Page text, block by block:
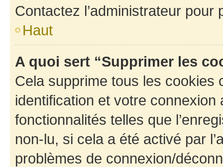
Contactez l’administrateur
Haut
A quoi sert “Supprimer les
Cela supprime tous les cookies
identification et votre
fonctionnalités telles que
non-lu, si cela a été activé par
problèmes de connexion/